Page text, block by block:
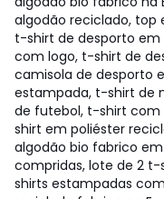
algodão reciclado, top
t-shirt de desporto
com logo, t-shirt de
camisola de desporto
estampada, t-shirt de
de futebol, t-shirt
shirt em poliéster
algodão bio fabrico
compridas, lote de 2
shirts estampadas